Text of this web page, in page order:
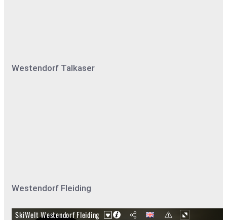
Westendorf Talkaser
Westendorf Fleiding